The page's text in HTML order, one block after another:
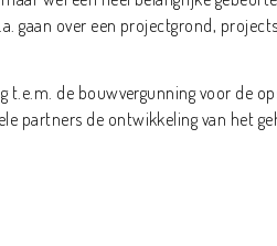
gaan over een projectgrond,
de bouwvergunning voor de
partners de ontwikkeling van het